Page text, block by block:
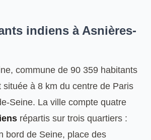
indiens à Asnières-
commune de 90 359 habitants
située à 8 km du centre de Paris
Seine. La ville compte quatre
répartis sur trois quartiers :
bord de Seine, place des